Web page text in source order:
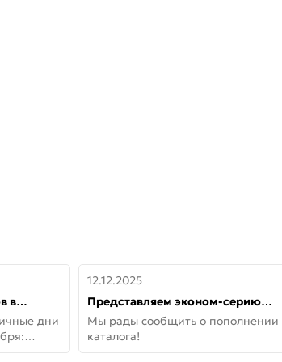
в
по
дни
—
12.12.2025
Представляем эконом-серию
дверей от бренда Portika, где цена
не значит «просто»
Мы рады сообщить о пополнении
каталога!